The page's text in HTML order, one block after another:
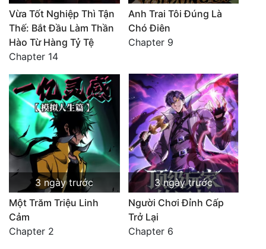
Vừa Tốt Nghiệp Thì Tận
Thế: Bắt Đầu Làm Thần
Hào Từ Hàng Tỷ Tệ
Chapter 14
Anh Trai Tôi Đúng Là
Chó Điên
Chapter 9
3 ngày trước
Một Trăm Triệu Linh
Cảm
Chapter 2
3 ngày trước
Người Chơi Đỉnh Cấp
Trở Lại
Chapter 6